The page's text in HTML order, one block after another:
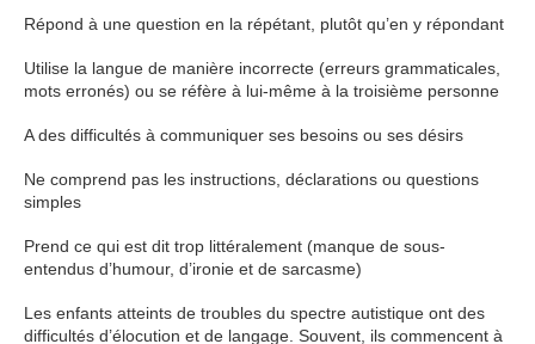
Répond à une question en la répétant, plutôt qu’en y répondant
Utilise la langue de manière incorrecte (erreurs grammaticales,
mots erronés) ou se réfère à lui-même à la troisième personne
A des difficultés à communiquer ses besoins ou ses désirs
Ne comprend pas les instructions, déclarations ou questions
simples
Prend ce qui est dit trop littéralement (manque de sous-
entendus d’humour, d’ironie et de sarcasme)
Les enfants atteints de troubles du spectre autistique ont des
difficultés d’élocution et de langage. Souvent, ils commencent à